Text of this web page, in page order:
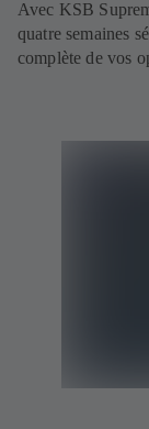
Avec KSB
quatre semaines
complète de vos